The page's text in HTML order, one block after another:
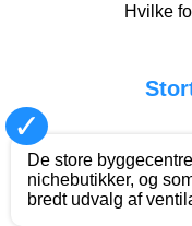
Hvilke
✓
De store
nichebutikker, og
bredt udvalg af